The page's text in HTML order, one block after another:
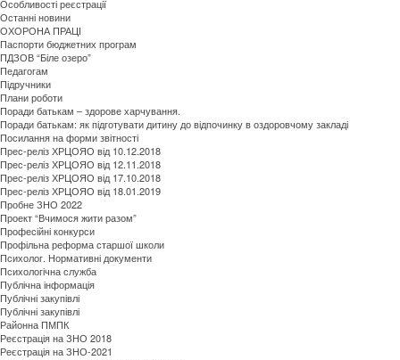
Особливості реєстрації
Останні новини
ОХОРОНА ПРАЦІ
Паспорти бюджетних програм
ПДЗОВ “Біле озеро”
Педагогам
Підручники
Плани роботи
Поради батькам – здорове харчування.
Поради батькам: як підготувати дитину до відпочинку в оздоровчому закладі
Посилання на форми звітності
Прес-реліз ХРЦОЯО від 10.12.2018
Прес-реліз ХРЦОЯО від 12.11.2018
Прес-реліз ХРЦОЯО від 17.10.2018
Прес-реліз ХРЦОЯО від 18.01.2019
Пробне ЗНО 2022
Проект “Вчимося жити разом”
Професійні конкурси
Профільна реформа старшої школи
Психолог. Нормативні документи
Психологічна служба
Публічна інформація
Публічні закупівлі
Публічні закупівлі
Районна ПМПК
Реєстрація на ЗНО 2018
Реєстрація на ЗНО-2021